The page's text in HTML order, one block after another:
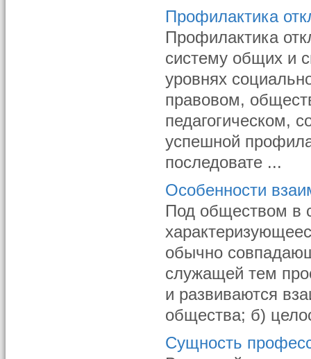
Профилактика
Профилактика
систему общих и
уровнях
правовом,
педагогическом,
успешной
последовате ...
Особенности
Под обществом в
обычно
служащей тем
и развиваются
общества; б)
Сущность